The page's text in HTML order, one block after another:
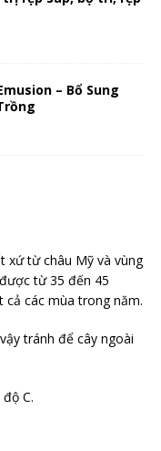
– Bổ Sung
xứ từ châu Mỹ và vùng
từ 35 đến 45
các mùa trong năm.
tránh để cây ngoài
C.